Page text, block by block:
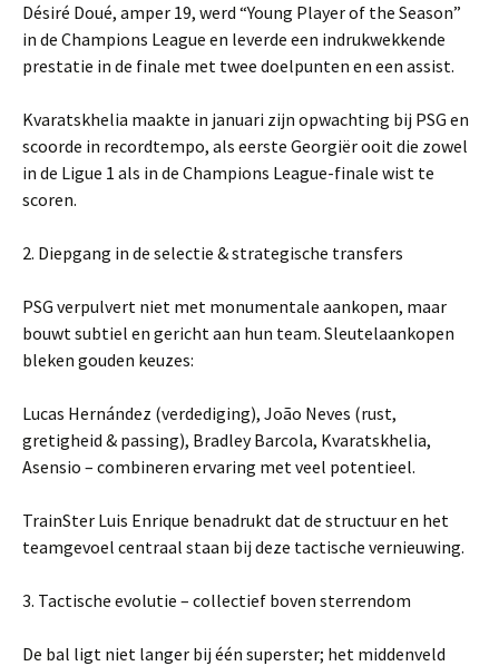
Désiré Doué, amper 19, werd “Young Player of the Season”
in de Champions League en leverde een indrukwekkende
prestatie in de finale met twee doelpunten en een assist.
Kvaratskhelia maakte in januari zijn opwachting bij PSG en
scoorde in recordtempo, als eerste Georgiër ooit die zowel
in de Ligue 1 als in de Champions League-finale wist te
scoren.
2. Diepgang in de selectie & strategische transfers
PSG verpulvert niet met monumentale aankopen, maar
bouwt subtiel en gericht aan hun team. Sleutelaankopen
bleken gouden keuzes:
Lucas Hernández (verdediging), João Neves (rust,
gretigheid & passing), Bradley Barcola, Kvaratskhelia,
Asensio – combineren ervaring met veel potentieel.
TrainSter Luis Enrique benadrukt dat de structuur en het
teamgevoel centraal staan bij deze tactische vernieuwing.
3. Tactische evolutie – collectief boven sterrendom
De bal ligt niet langer bij één superster; het middenveld